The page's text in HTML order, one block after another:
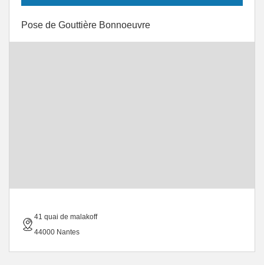
Pose de Gouttière Bonnoeuvre
41 quai de malakoff
44000 Nantes